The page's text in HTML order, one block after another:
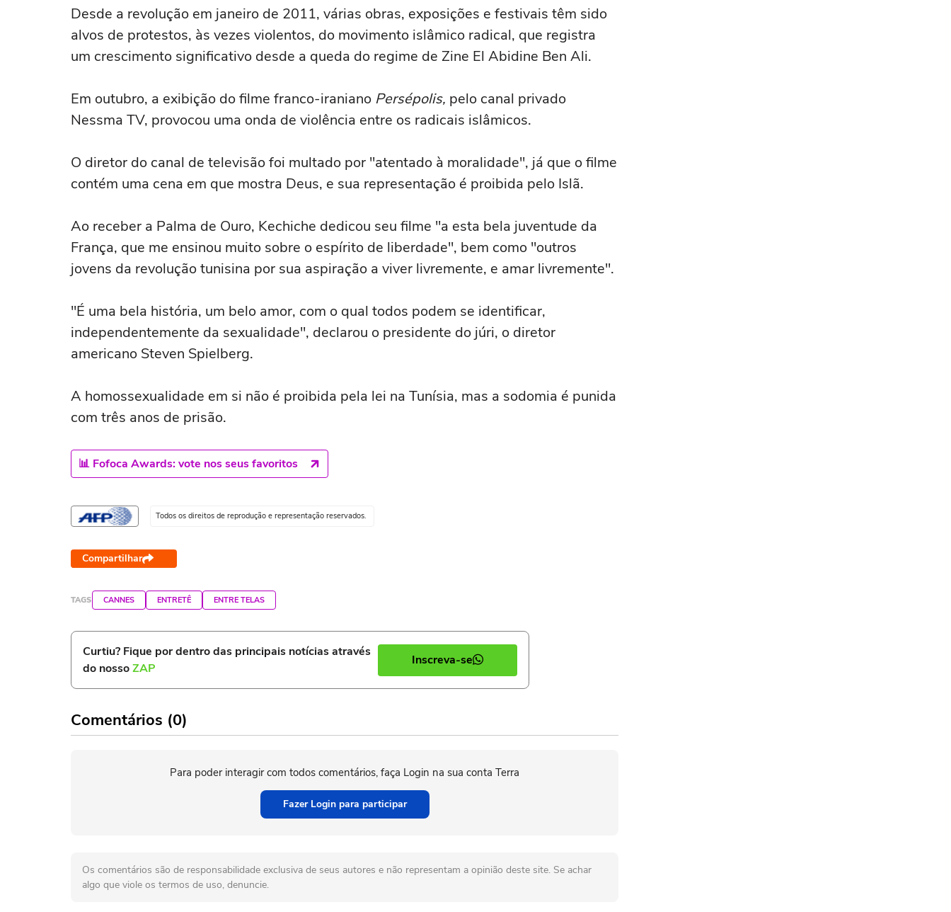
Desde a revolução em janeiro de 2011, várias obras, exposições e festivais têm sido
alvos de protestos, às vezes violentos, do movimento islâmico radical, que registra
um crescimento significativo desde a queda do regime de Zine El Abidine Ben Ali.
Em outubro, a exibição do filme franco-iraniano Persépolis, pelo canal privado
Nessma TV, provocou uma onda de violência entre os radicais islâmicos.
O diretor do canal de televisão foi multado por "atentado à moralidade", já que o filme
contém uma cena em que mostra Deus, e sua representação é proibida pelo Islã.
Ao receber a Palma de Ouro, Kechiche dedicou seu filme "a esta bela juventude da
França, que me ensinou muito sobre o espírito de liberdade", bem como "outros
jovens da revolução tunisina por sua aspiração a viver livremente, e amar livremente".
"É uma bela história, um belo amor, com o qual todos podem se identificar,
independentemente da sexualidade", declarou o presidente do júri, o diretor
americano Steven Spielberg.
A homossexualidade em si não é proibida pela lei na Tunísia, mas a sodomia é punida
com três anos de prisão.
📊 Fofoca Awards: vote nos seus favoritos
Todos os direitos de reprodução e representação reservados.
Compartilhar
TAGS CANNES ENTRETÊ ENTRE TELAS
Curtiu? Fique por dentro das principais notícias através
do nossoZAP
Inscreva-se
Comentários (0)
Para poder interagir com todos comentários, faça Login na sua conta Terra
Fazer Login para participar
Os comentários são de responsabilidade exclusiva de seus autores e não representam a opinião deste site. Se achar
algo que viole os termos de uso, denuncie.